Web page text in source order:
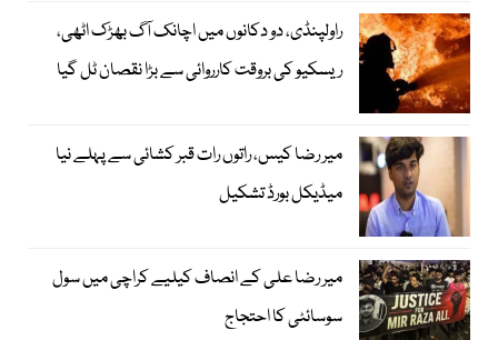
راولپنڈی، دو دکانوں میں اچانک آگ بھڑک اٹھی،
ریسکیو کی بروقت کارروائی سے بڑا نقصان ٹل گیا
میر رضا کیس، راتوں رات قبر کشائی سے پہلے نیا
میڈیکل بورڈ تشکیل
میر رضا علی کے انصاف کیلیے کراچی میں سول
سوسائٹی کا احتجاج